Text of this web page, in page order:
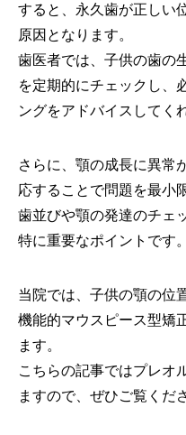
すると、永久歯が正しい
原因となります。
歯医者では、子供の歯の
を定期的にチェックし、
ングをアドバイスしてく
さらに、顎の成長に異常
応することで問題を最小
歯並びや顎の発達のチェ
特に重要なポイントです。
当院では、子供の顎の位
機能的マウスピース型矯
ます。
こちらの記事ではプレオ
ますので、ぜひご覧くだ